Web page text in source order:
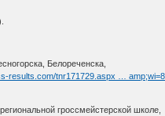
Белореченска,
results.com/tnr171729.aspx …
гроссмейстерской школе,